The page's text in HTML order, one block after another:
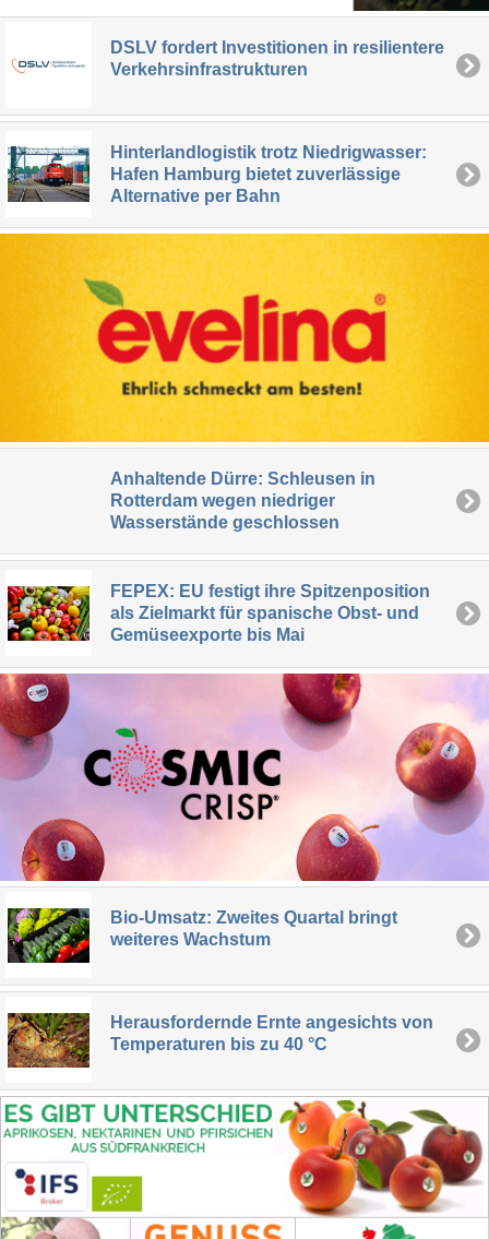
DSLV fordert Investitionen in resilientere
Verkehrsinfrastrukturen
Hinterlandlogistik trotz Niedrigwasser:
Hafen Hamburg bietet zuverlässige
Alternative per Bahn
Anhaltende Dürre: Schleusen in
Rotterdam wegen niedriger
Wasserstände geschlossen
FEPEX: EU festigt ihre Spitzenposition
als Zielmarkt für spanische Obst- und
Gemüseexporte bis Mai
Bio-Umsatz: Zweites Quartal bringt
weiteres Wachstum
Herausfordernde Ernte angesichts von
Temperaturen bis zu 40 °C